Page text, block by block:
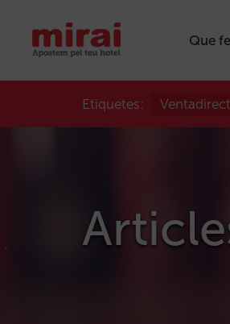
Que
Etiquetes: